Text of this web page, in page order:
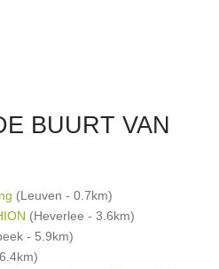
BUURT VAN
(Leuven - 0.7km)
(Heverlee - 3.6km)
- 5.9km)